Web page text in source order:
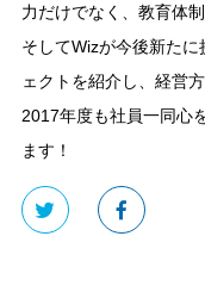
力だけでなく、教育体
そしてWizが今後新た
ェクトを紹介し、経営
2017年度も社員一同心
ます！